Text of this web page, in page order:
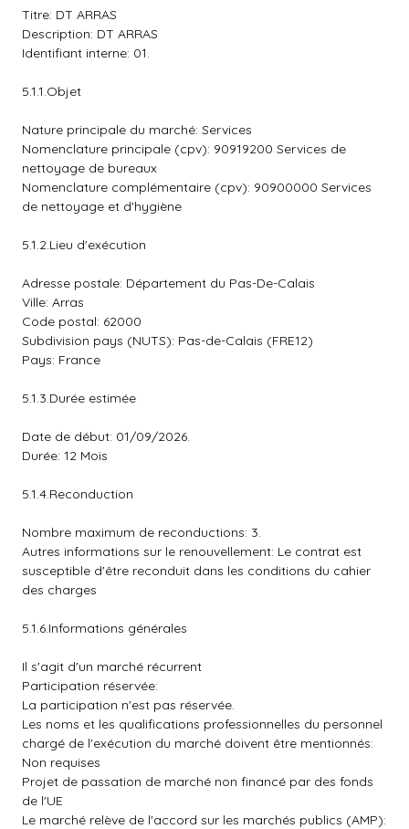
Titre: DT ARRAS
Description: DT ARRAS
Identifiant interne: 01.
5.1.1.Objet
Nature principale du marché: Services
Nomenclature principale (cpv): 90919200 Services de
nettoyage de bureaux
Nomenclature complémentaire (cpv): 90900000 Services
de nettoyage et d'hygiène
5.1.2.Lieu d'exécution
Adresse postale: Département du Pas-De-Calais
Ville: Arras
Code postal: 62000
Subdivision pays (NUTS): Pas-de-Calais (FRE12)
Pays: France
5.1.3.Durée estimée
Date de début: 01/09/2026.
Durée: 12 Mois
5.1.4.Reconduction
Nombre maximum de reconductions: 3.
Autres informations sur le renouvellement: Le contrat est
susceptible d'être reconduit dans les conditions du cahier
des charges
5.1.6.Informations générales
Il s'agit d'un marché récurrent
Participation réservée:
La participation n'est pas réservée.
Les noms et les qualifications professionnelles du personnel
chargé de l'exécution du marché doivent être mentionnés:
Non requises
Projet de passation de marché non financé par des fonds
de l'UE
Le marché relève de l'accord sur les marchés publics (AMP):